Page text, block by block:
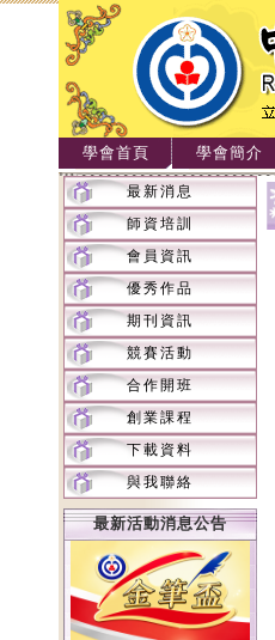
學會首頁 學會簡介
最新消息
師資培訓
會員資訊
優秀作品
期刊資訊
競賽活動
合作開班
創業課程
下載資料
與我聯絡
最新活動消息公告